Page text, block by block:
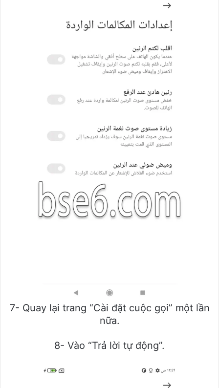
7- Quay lại trang “Cài đặt cuộc gọi” một lần
nữa.
8- Vào “Trả lời tự động”.